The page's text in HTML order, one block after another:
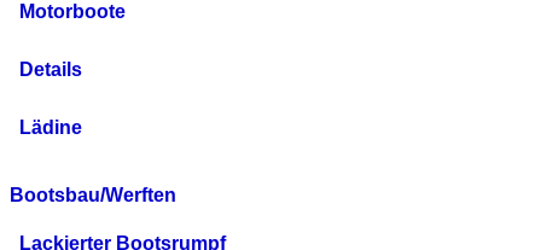
Motorboote
Details
Lädine
Bootsbau/Werften
Lackierter Bootsrumpf